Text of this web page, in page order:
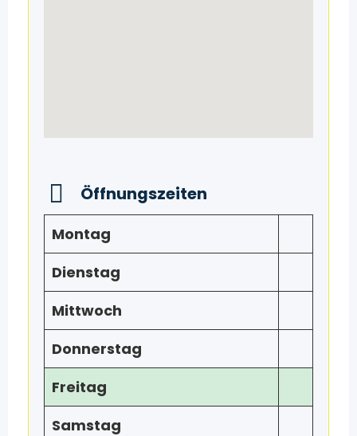
Öffnungszeiten
Montag
Dienstag
Mittwoch
Donnerstag
Freitag
Samstag